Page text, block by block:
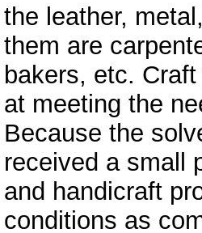
the leather,
them are
bakers, etc.
at meeting the
Because the
received a small
and handicraft
conditions as